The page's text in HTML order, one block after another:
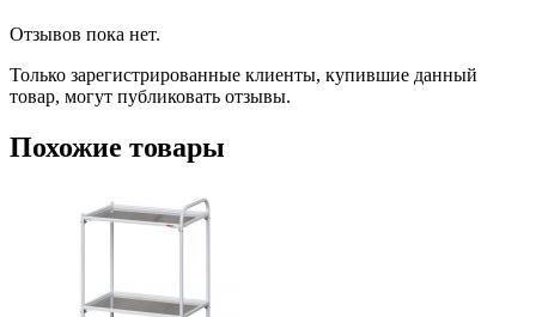
Отзывов пока нет.
Только зарегистрированные клиенты, купившие данный
товар, могут публиковать отзывы.
Похожие товары